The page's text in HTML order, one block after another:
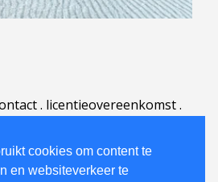
cookies om content te
en websiteverkeer te
. licentieovereenkomst.
Español | Português
|